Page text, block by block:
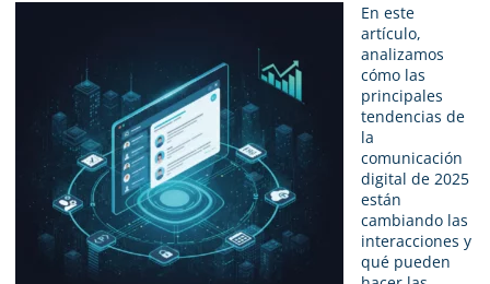
En este
artículo,
analizamos
cómo las
principales
tendencias de
la
comunicación
digital de 2025
están
cambiando las
interacciones y
qué pueden